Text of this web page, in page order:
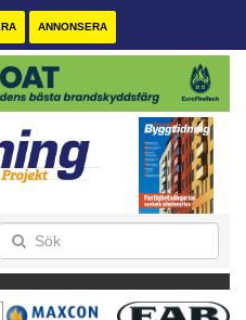
ANNONSERA